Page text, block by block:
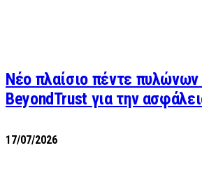
Νέο πλαίσιο πέντε πυλώνων
BeyondTrust για την
17/07/2026